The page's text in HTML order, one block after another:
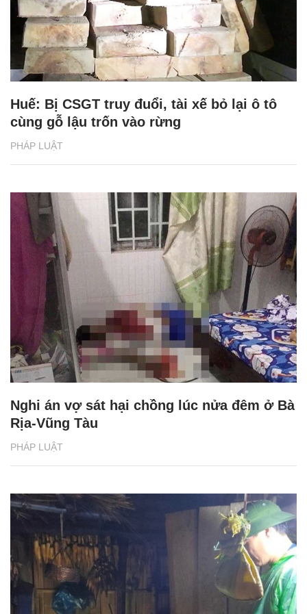
PHÁP LUẬT
Huế: Bị CSGT truy đuổi, tài xế bỏ lại ô tô
cùng gỗ lậu trốn vào rừng
PHÁP LUẬT
Nghi án vợ sát hại chồng lúc nửa đêm ở Bà
Rịa-Vũng Tàu